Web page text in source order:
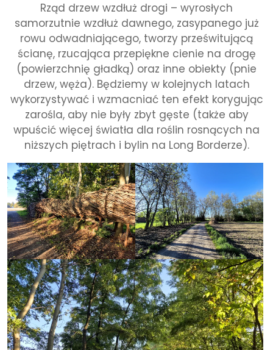
Rząd drzew wzdłuż drogi – wyrosłych
samorzutnie wzdłuż dawnego, zasypanego już
rowu odwadniającego, tworzy prześwitującą
ścianę, rzucająca przepiękne cienie na drogę
(powierzchnię gładką) oraz inne obiekty (pnie
drzew, węża). Będziemy w kolejnych latach
wykorzystywać i wzmacniać ten efekt korygując
zarośla, aby nie były zbyt gęste (także aby
wpuścić więcej światła dla roślin rosnących na
niższych piętrach i bylin na Long Borderze).